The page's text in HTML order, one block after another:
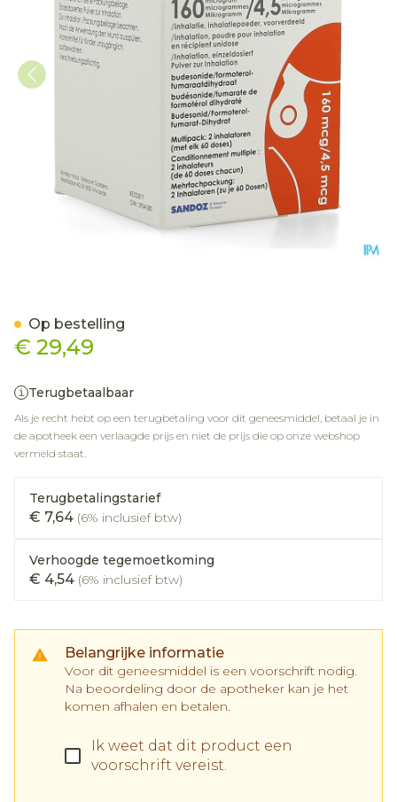
€ 29,49
Terugbetaalbaar
Als je recht hebt op een terugbetaling voor dit geneesmiddel, betaal je in
de apotheek een verlaagde prijs en niet de prijs die op onze webshop
vermeld staat.
Terugbetalingstarief
€ 7,64 (6% inclusief btw)
Verhoogde tegemoetkoming
€ 4,54 (6% inclusief btw)
Belangrijke informatie
Voor dit geneesmiddel is een voorschrift nodig.
Na beoordeling door de apotheker kan je het
komen afhalen en betalen.
Ik weet dat dit product een
voorschrift vereist.
Op bestelling